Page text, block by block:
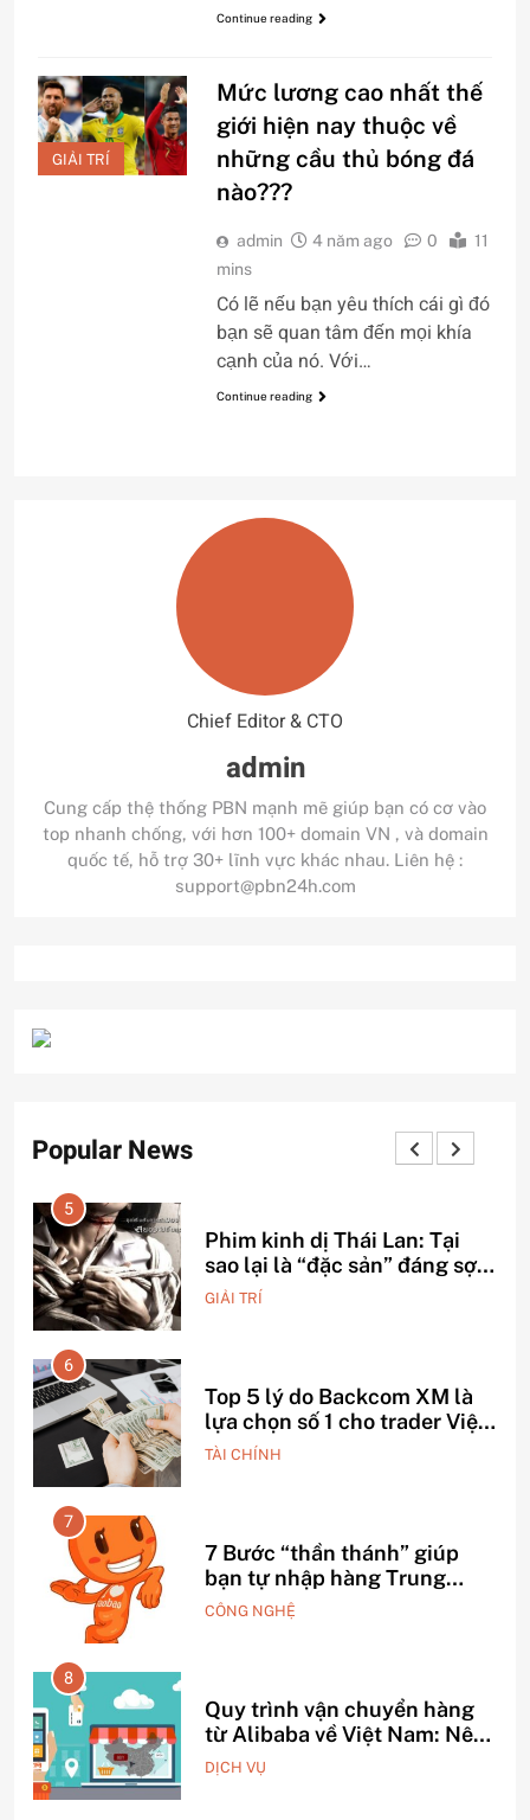
Chief Editor & CTO
admin
Cung cấp thệ thống PBN mạnh mẽ giúp bạn có cơ vào
top nhanh chống, với hơn 100+ domain VN , và domain
quốc tế, hỗ trợ 30+ lĩnh vực khác nhau. Liên hệ :
support@pbn24h.com
Popular News
5
Phim kinh dị Thái Lan: Tại
sao lại là “đặc sản” đáng sợ
nhất thế giới?
GIẢI TRÍ
6
Top 5 lý do Backcom XM là
lựa chọn số 1 cho trader Việt
hiện nay
TÀI CHÍNH
7
7 Bước “thần thánh” giúp
bạn tự nhập hàng Trung
Quốc không qua trung gian.
CÔNG NGHỆ
8
Quy trình vận chuyển hàng
từ Alibaba về Việt Nam: Nên
chọn đường biển hay đường
hàng không?
DỊCH VỤ
Continue reading
GIẢI TRÍ
Mức lương cao nhất thế
giới hiện nay thuộc về
những cầu thủ bóng đá
nào???
admin 4 năm ago 0
11
mins
Có lẽ nếu bạn yêu thích cái gì đó
bạn sẽ quan tâm đến mọi khía
cạnh của nó. Với…
Continue reading